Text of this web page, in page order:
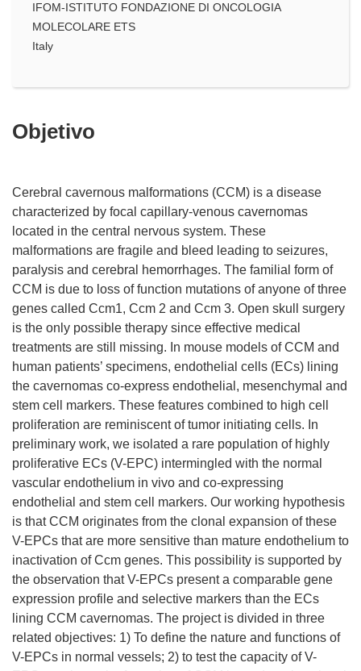
IFOM-ISTITUTO FONDAZIONE DI ONCOLOGIA
MOLECOLARE ETS
Italy
Objetivo
Cerebral cavernous malformations (CCM) is a disease
characterized by focal capillary-venous cavernomas
located in the central nervous system. These
malformations are fragile and bleed leading to seizures,
paralysis and cerebral hemorrhages. The familial form of
CCM is due to loss of function mutations of anyone of three
genes called Ccm1, Ccm 2 and Ccm 3. Open skull surgery
is the only possible therapy since effective medical
treatments are still missing. In mouse models of CCM and
human patients’ specimens, endothelial cells (ECs) lining
the cavernomas co-express endothelial, mesenchymal and
stem cell markers. These features combined to high cell
proliferation are reminiscent of tumor initiating cells. In
preliminary work, we isolated a rare population of highly
proliferative ECs (V-EPC) intermingled with the normal
vascular endothelium in vivo and co-expressing
endothelial and stem cell markers. Our working hypothesis
is that CCM originates from the clonal expansion of these
V-EPCs that are more sensitive than mature endothelium to
inactivation of Ccm genes. This possibility is supported by
the observation that V-EPCs present a comparable gene
expression profile and selective markers than the ECs
lining CCM cavernomas. The project is divided in three
related objectives: 1) To define the nature and functions of
V-EPCs in normal vessels; 2) to test the capacity of V-